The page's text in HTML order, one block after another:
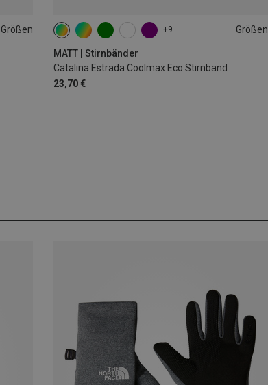
Größen +9 Größen
MATT | Stirnbänder
Catalina Estrada Coolmax Eco Stirnband
23,70 €
ONE SIZE